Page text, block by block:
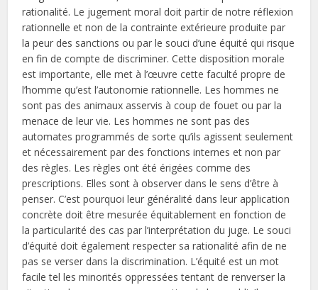
rationalité. Le jugement moral doit partir de notre réflexion
rationnelle et non de la contrainte extérieure produite par
la peur des sanctions ou par le souci d’une équité qui risque
en fin de compte de discriminer. Cette disposition morale
est importante, elle met à l’œuvre cette faculté propre de
l’homme qu’est l’autonomie rationnelle. Les hommes ne
sont pas des animaux asservis à coup de fouet ou par la
menace de leur vie. Les hommes ne sont pas des
automates programmés de sorte qu’ils agissent seulement
et nécessairement par des fonctions internes et non par
des règles. Les règles ont été érigées comme des
prescriptions. Elles sont à observer dans le sens d’être à
penser. C’est pourquoi leur généralité dans leur application
concrète doit être mesurée équitablement en fonction de
la particularité des cas par l’interprétation du juge. Le souci
d’équité doit également respecter sa rationalité afin de ne
pas se verser dans la discrimination. L’équité est un mot
facile tel les minorités oppressées tentant de renverser la